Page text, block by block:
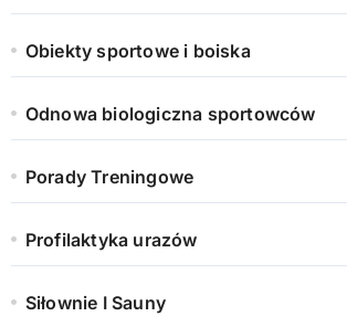
Obiekty sportowe i boiska
Odnowa biologiczna sportowców
Porady Treningowe
Profilaktyka urazów
Siłownie I Sauny